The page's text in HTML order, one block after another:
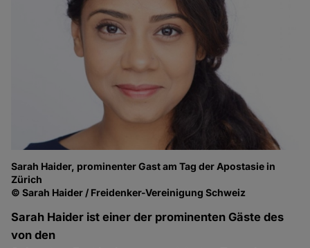
Sarah Haider, prominenter Gast am Tag der Apostasie in
Zürich
© Sarah Haider / Freidenker-Vereinigung Schweiz
Sarah Haider ist einer der prominenten Gäste des
von den